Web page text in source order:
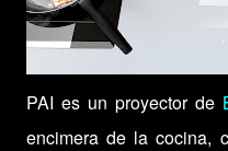
PAI es un proyector de
encimera de la cocina,